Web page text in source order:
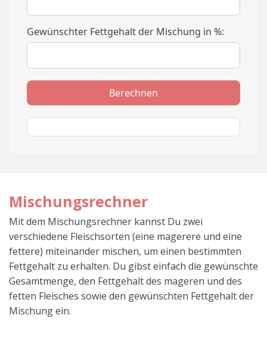
Gewünschter Fettgehalt der Mischung in %:
Berechnen
Mischungsrechner
Mit dem Mischungsrechner kannst Du zwei
verschiedene Fleischsorten (eine magerere und eine
fettere) miteinander mischen, um einen bestimmten
Fettgehalt zu erhalten. Du gibst einfach die gewünschte
Gesamtmenge, den Fettgehalt des mageren und des
fetten Fleisches sowie den gewünschten Fettgehalt der
Mischung ein.